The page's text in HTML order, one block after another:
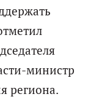
министр
региона.